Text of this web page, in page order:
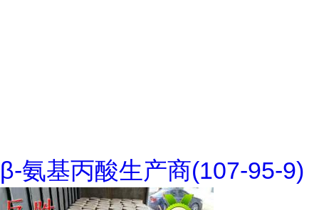
β-氨基丙酸生产商(107-95-9)